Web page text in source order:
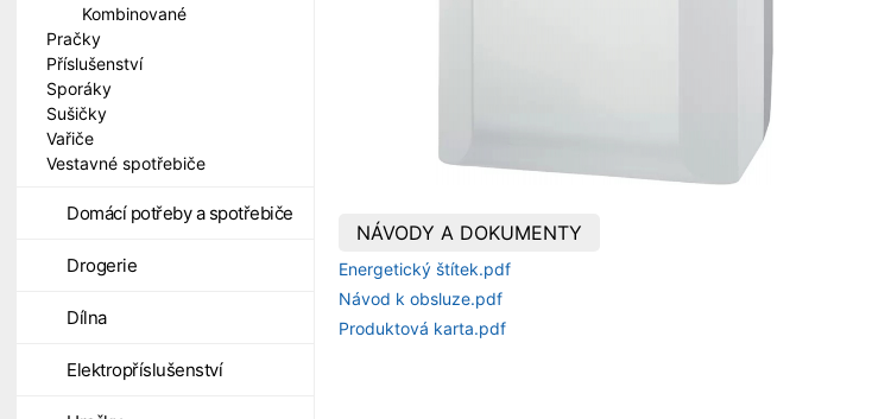
Kombinované
Pračky
Příslušenství
Sporáky
Sušičky
Vařiče
Vestavné spotřebiče
Domácí potřeby a spotřebiče
Drogerie
Dílna
Elektropříslušenství
NÁVODY A DOKUMENTY
Energetický štítek.pdf
Návod k obsluze.pdf
Produktová karta.pdf